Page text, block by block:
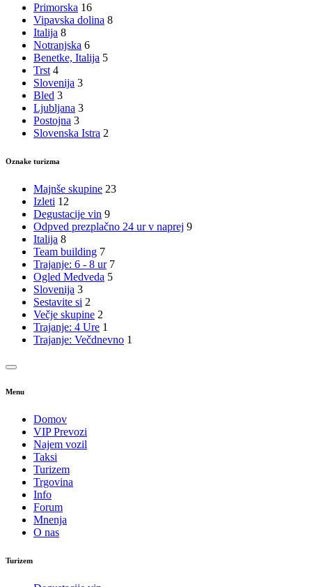
Primorska 16
Vipavska dolina 8
Italija 8
Notranjska 6
Benetke, Italija 5
Trst 4
Slovenija 3
Bled 3
Ljubljana 3
Postojna 3
Slovenska Istra 2
Oznake turizma
Majnše skupine 23
Izleti 12
Degustacije vin 9
Odpved prezplačno 24 ur v naprej 9
Italija 8
Team building 7
Trajanje: 6 - 8 ur 7
Ogled Medveda 5
Slovenija 3
Sestavite si 2
Večje skupine 2
Trajanje: 4 Ure 1
Trajanje: Večdnevno 1
Menu
Domov
VIP Prevozi
Najem vozil
Taksi
Turizem
Trgovina
Info
Forum
Mnenja
O nas
Turizem